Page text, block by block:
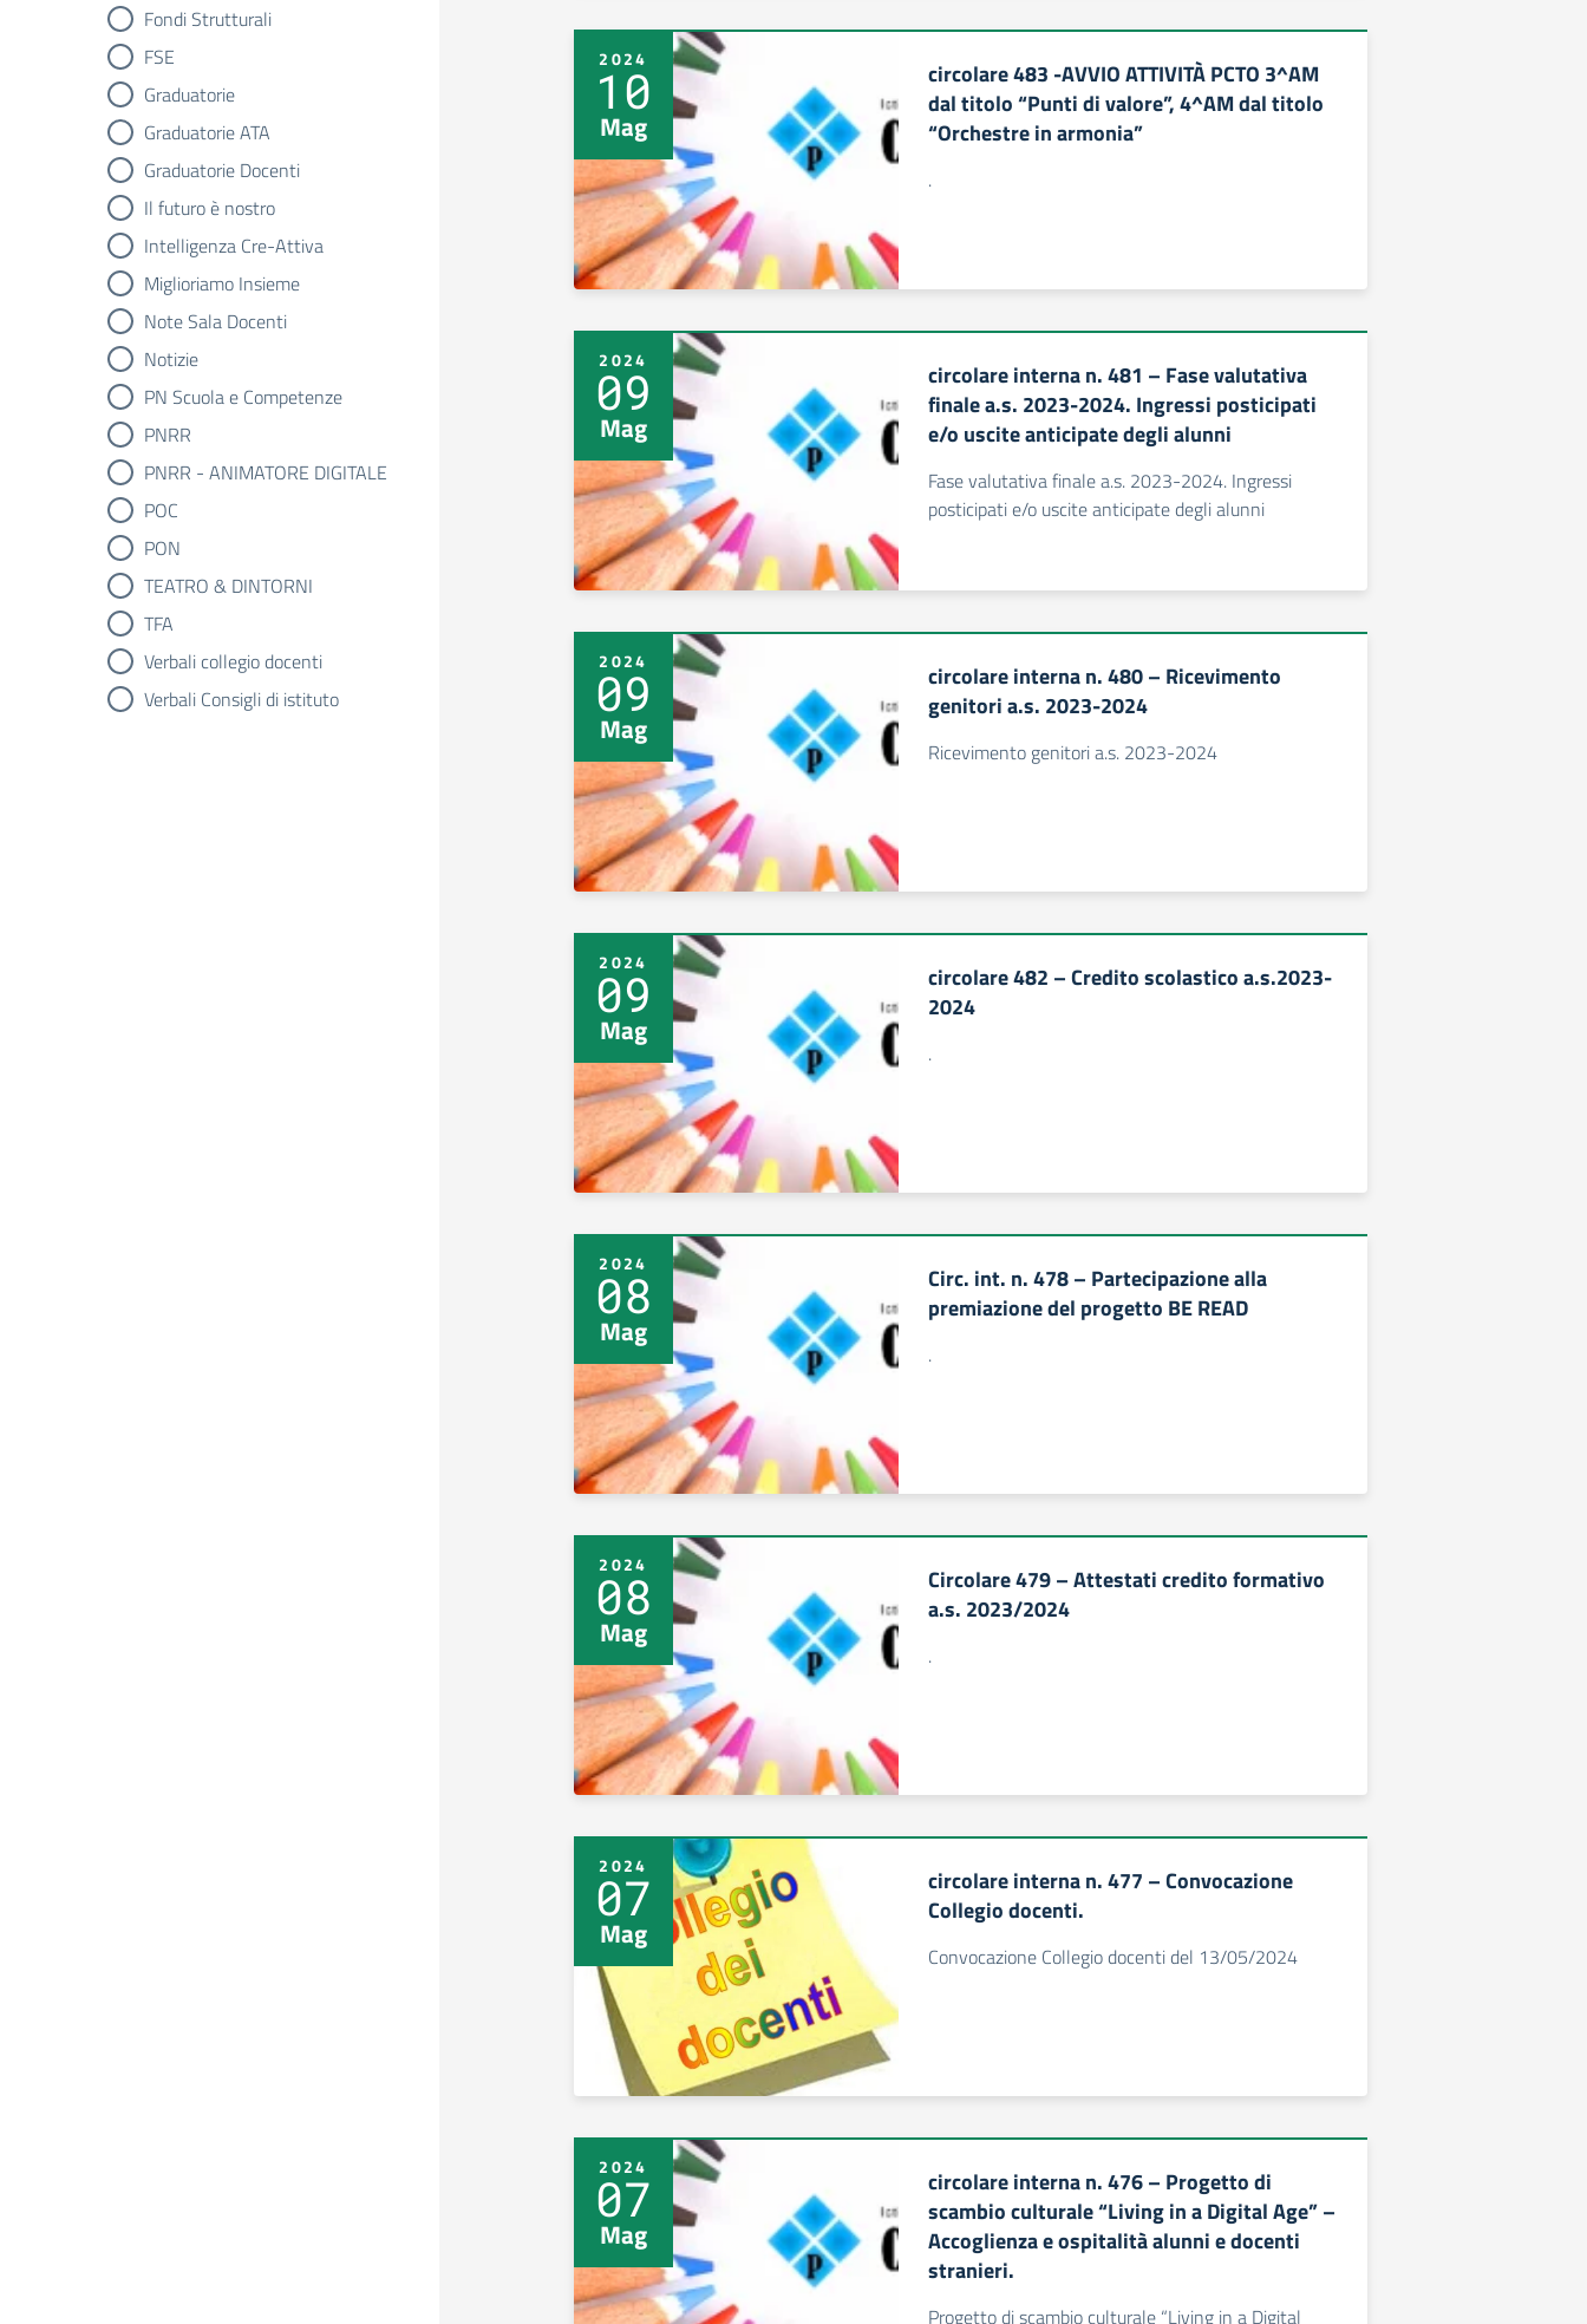
Fondi Strutturali
FSE
Graduatorie
Graduatorie ATA
Graduatorie Docenti
Il futuro è nostro
Intelligenza Cre-Attiva
Miglioriamo Insieme
Note Sala Docenti
Notizie
PN Scuola e Competenze
PNRR
PNRR - ANIMATORE DIGITALE
POC
PON
TEATRO & DINTORNI
TFA
Verbali collegio docenti
Verbali Consigli di istituto
2024
10
Mag
circolare 483 -AVVIO ATTIVITÀ PCTO 3^AM
dal titolo “Punti di valore”, 4^AM dal titolo
“Orchestre in armonia”
.
2024
09
Mag
circolare interna n. 481 – Fase valutativa
finale a.s. 2023-2024. Ingressi posticipati
e/o uscite anticipate degli alunni
Fase valutativa finale a.s. 2023-2024. Ingressi
posticipati e/o uscite anticipate degli alunni
2024
09
Mag
circolare interna n. 480 – Ricevimento
genitori a.s. 2023-2024
Ricevimento genitori a.s. 2023-2024
2024
09
Mag
circolare 482 – Credito scolastico a.s.2023-
2024
.
2024
08
Mag
Circ. int. n. 478 – Partecipazione alla
premiazione del progetto BE READ
.
2024
08
Mag
Circolare 479 – Attestati credito formativo
a.s. 2023/2024
.
2024
07
Mag
circolare interna n. 477 – Convocazione
Collegio docenti.
Convocazione Collegio docenti del 13/05/2024
2024
07
Mag
circolare interna n. 476 – Progetto di
scambio culturale “Living in a Digital Age” –
Accoglienza e ospitalità alunni e docenti
stranieri.
Progetto di scambio culturale “Living in a Digital